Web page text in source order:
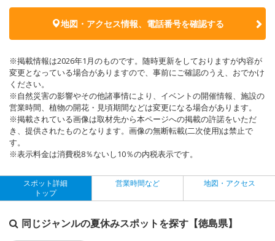
地図・アクセス情報、電話番号を確認する
※掲載情報は2026年1月のものです。随時更新をしておりますが内容が
変更となっている場合がありますので、事前にご確認のうえ、おでかけ
ください。
※自然災害の影響やその他諸事情により、イベントの開催情報、施設の
営業時間、植物の開花・見頃期間などは変更になる場合があります。
※掲載されている画像は取材先から本ページへの掲載の許諾をいただ
き、提供されたものとなります。画像の無断転載(二次使用)は禁止で
す。
※表示料金は消費税8％ないし10％の内税表示です。
スポット詳細
トップ
営業時間など 地図・アクセス
同じジャンルの夏休みスポットを探す【徳島県】